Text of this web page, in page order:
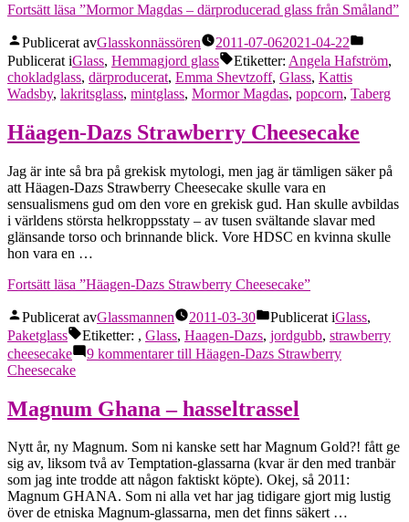
Fortsätt läsa ”Mormor Magdas – därproducerad glass från Småland”
Publicerat avGlasskonnässören 2011-07-062021-04-22
Publicerat iGlass, Hemmagjord glass Etiketter: Angela Hafström,
chokladglass, därproducerat, Emma Shevtzoff, Glass, Kattis
Wadsby, lakritsglass, mintglass, Mormor Magdas, popcorn, Taberg
Häagen-Dazs Strawberry Cheesecake
Jag är inte så bra på grekisk mytologi, men jag är tämligen säker på
att Häagen-Dazs Strawberry Cheesecake skulle vara en
sensualismens gud om den vore en grekisk gud. Han skulle avbildas
i världens största helkroppsstaty – av tusen svältande slavar med
glänsande torso och brinnande blick. Vore HDSC en kvinna skulle
hon vara en …
Fortsätt läsa ”Häagen-Dazs Strawberry Cheesecake”
Publicerat avGlassmannen 2011-03-30 Publicerat iGlass,
Paketglass
Etiketter: , Glass, Haagen-Dazs, jordgubb, strawberry
cheesecake
9 kommentarertill Häagen-Dazs Strawberry
Cheesecake
Magnum Ghana – hasseltrassel
Nytt år, ny Magnum. Som ni kanske sett har Magnum Gold?! fått ge
sig av, liksom två av Temptation-glassarna (kvar är den med tranbär
som jag inte trodde att någon faktiskt köpte). Okej, så 2011:
Magnum GHANA. Som ni alla vet har jag tidigare gjort mig lustig
över de etniska Magnum-glassarna, men det finns säkert …